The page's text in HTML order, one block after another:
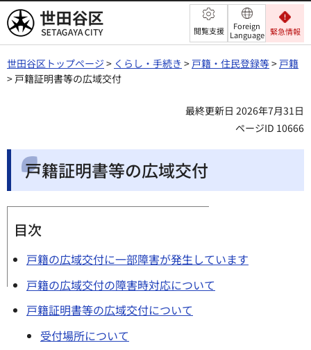
世田谷区 閲覧支援
Foreign
Language 緊急情報
世田谷区トップページ > くらし・手続き > 戸籍・住民登録等> 戸籍
> 戸籍証明書等の広域交付
最終更新日 2026年7月31日
ページID 10666
戸籍証明書等の広域交付
目次
戸籍の広域交付に一部障害が発生しています
戸籍の広域交付の障害時対応について
戸籍証明書等の広域交付について
受付場所について